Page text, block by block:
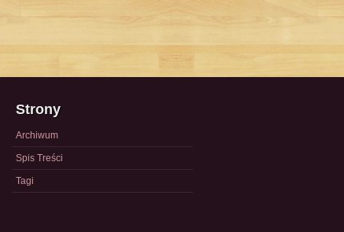
Strony
Archiwum
Spis Treści
Tagi